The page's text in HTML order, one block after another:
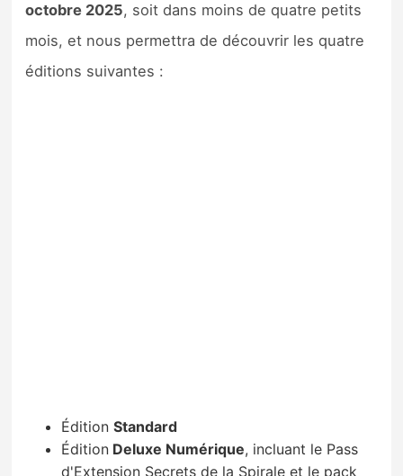
octobre 2025, soit dans moins de quatre petits
mois, et nous permettra de découvrir les quatre
éditions suivantes :
ÉditionStandard
Édition Deluxe Numérique, incluant le Pass
d'Extension Secrets de la Spirale et le pack